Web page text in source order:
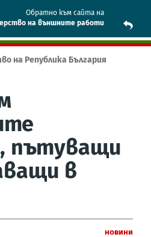
Обратно към сайта на
на външните работи
на Република България
пътуващи
в
Новини